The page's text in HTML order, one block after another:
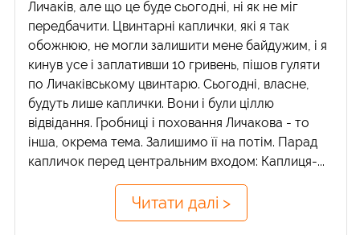
Личаків, але що це буде сьогодні, ні як не міг
передбачити. Цвинтарні каплички, які я так
обожнюю, не могли залишити мене байдужим, і я
кинув усе і заплативши 10 гривень, пішов гуляти
по Личаківському цвинтарю. Сьогодні, власне,
будуть лише каплички. Вони і були ціллю
відвідання. Гробниці і поховання Личакова - то
інша, окрема тема. Залишимо її на потім. Парад
капличок перед центральним входом: Каплиця-...
Читати далі >